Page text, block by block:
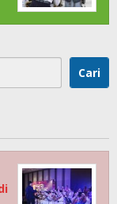
Cari